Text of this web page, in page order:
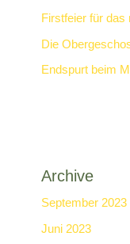
Firstfeier für das
Die
Endspurt beim
Archive
September 2023
Juni 2023